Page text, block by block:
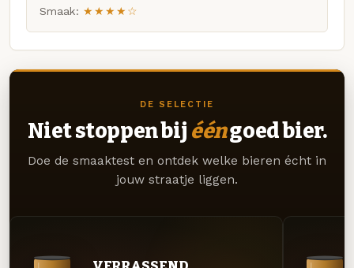
Smaak: ★★★★☆
DE SELECTIE
Niet stoppen bij ééngoed bier.
Doe de smaaktest en ontdek welke bieren écht in
jouw straatje liggen.